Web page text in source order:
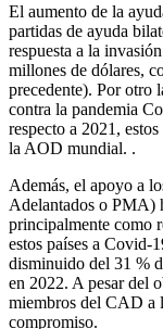
El aumento de la
partidas de ayuda
respuesta a la
millones de dólares,
precedente). Por otro
contra la pandemia
respecto a 2021,
la AOD mundial. .
Además, el apoyo a
Adelantados o PMA)
principalmente como
estos países a Covid-
disminuido del 31 %
en 2022. A pesar del
miembros del CAD a
compromiso.